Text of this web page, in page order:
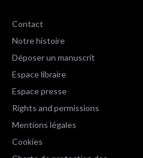
Contact
Notre histoire
Déposer un manuscrit
Espace libraire
Espace presse
Rights and permissions
Mentions légales
Cookies